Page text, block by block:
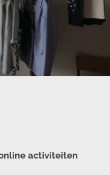
activiteiten